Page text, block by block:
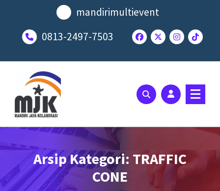
mandirimultievent
0813-2497-7503
Arsip Kategori: TRAFFIC
CONE